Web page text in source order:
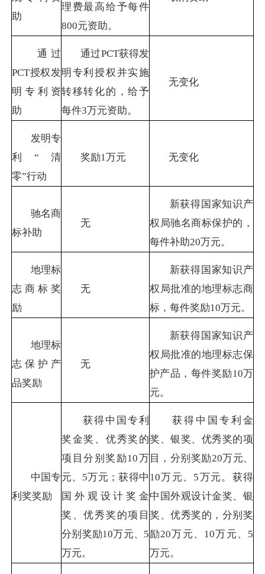
助
理费最高给予每件
800元资助。
通过
PCT授权发
明专利资
助
通过PCT获得发
明专利授权并实施
转移转化的，给予
每件3万元资助。
无变化
发明专
利 “ 清
零”行动
奖励1万元 无变化
驰名商
标补助
无
新获得国家知识产
权局驰名商标保护的，
每件补助20万元。
地理标
志商标奖
励
无
新获得国家知识产
权局批准的地理标志商
标，每件奖励10万元。
地理标
志保护产
品奖励
无
新获得国家知识产
权局批准的地理标志保
护产品，每件奖励10万
元。
中国专
利奖奖励
获得中国专利
奖金奖、优秀奖的
项目分别奖励10万
元、 5万元；获得中
国外观设计奖金
奖、优秀奖的项目
分别奖励10万元、 5
万元。
获得中国专利金
奖、银奖、优秀奖的项
目，分别奖励20万元、
10万元、 5万元。获得
中国外观设计金奖、银
奖、优秀奖的，分别奖
励20万元、 10万元、 5
万元。